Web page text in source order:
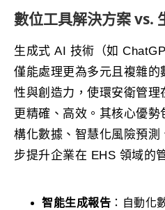
數位工具解決方案 vs.
生成式 AI 技術（如
僅能處理更為多元且複雜
性與創造力，使環安衛管理
更精確、高效。其核心優
構化數據、智慧化風險預
步提升企業在 EHS 領域的
智能生成報告 ：自動化